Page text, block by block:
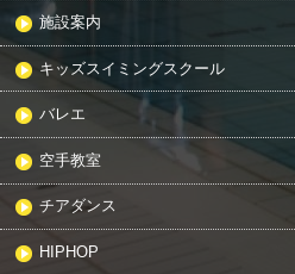
施設案内
キッズスイミングスクール
バレエ
空手教室
チアダンス
HIPHOP